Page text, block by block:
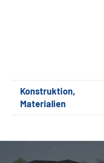
Konstruktion,
Materialien